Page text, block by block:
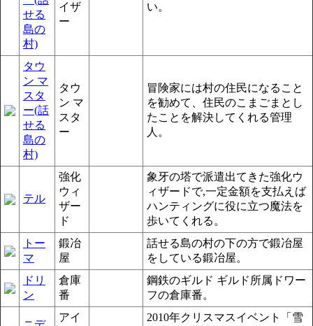
せる
島の
村)
イザ
ー
い。
タウ
ン マ
スタ
ー(話
せる
島の
村)
タウ
ン マ
スタ
ー
冒険家には村の住民になること
を勧めて、住民のこまごまとし
たことを解決してくれる管理
人。
テル
強化
ウィ
ザー
ド
象牙の塔で派遣出てきた強化ウ
ィザードで,一定金額を支払えば
ハンティングに役に立つ魔法を
歩いてくれる。
トー
マ
鍛冶
屋
話せる島の村の下の方で鍛冶屋
をしている鍛冶屋。
ドリ
ン
倉庫
番
鋼鉄のギルド ギルド所属ドワー
フの倉庫番。
アイ
2010年クリスマスイベント「雪